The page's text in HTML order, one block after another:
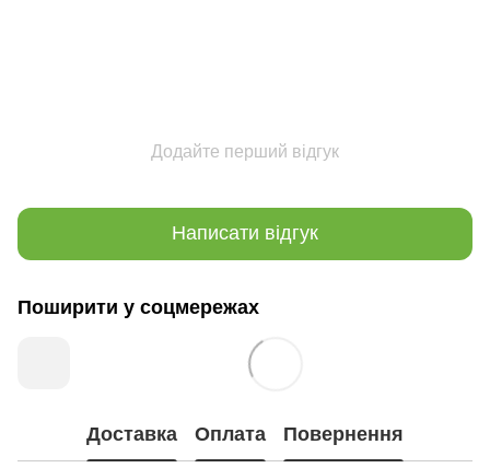
Додайте перший відгук
Написати відгук
Поширити у соцмережах
Доставка Оплата Повернення